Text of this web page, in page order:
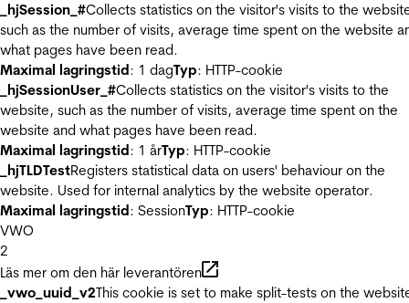
_hjSession_#Collects statistics on the visitor's visits to the
such as the number of visits, average time spent on the website
what pages have been read.
Maximal lagringstid: 1 dagTyp: HTTP-cookie
_hjSessionUser_#Collects statistics on the visitor's visits to the
website, such as the number of visits, average time spent on the
website and what pages have been read.
Maximal lagringstid: 1 årTyp: HTTP-cookie
_hjTLDTestRegisters statistical data on users' behaviour on the
website. Used for internal analytics by the website operator.
Maximal lagringstid: SessionTyp: HTTP-cookie
VWO
2
Läs mer om den här leverantören
_vwo_uuid_v2This cookie is set to make split-tests on the